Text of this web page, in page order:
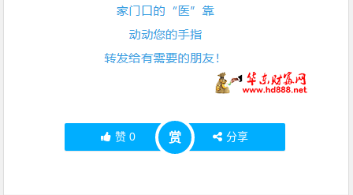
赞 0 赏 分享